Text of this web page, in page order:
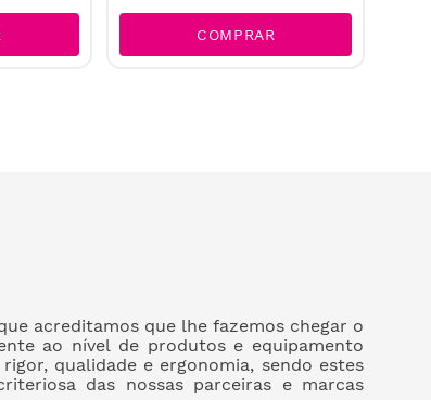
COMPRAR
acreditamos que lhe fazemos chegar o
ao nível de produtos e equipamento
qualidade e ergonomia, sendo estes
das nossas parceiras e marcas